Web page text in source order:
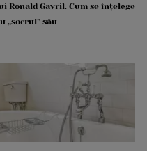
Ronald Gavril. Cum se înțelege
„socrul” său